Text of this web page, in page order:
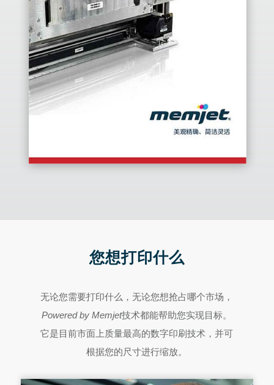
您想打印什么
无论您需要打印什么，无论您想抢占哪个市场，
Powered by Memjet技术都能帮助您实现目标。
它是目前市面上质量最高的数字印刷技术，并可
根据您的尺寸进行缩放。